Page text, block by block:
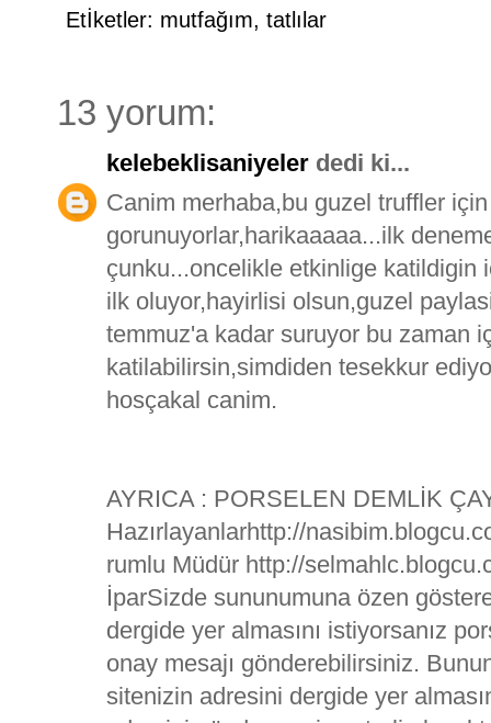
Etİketler: mutfağım, tatlılar
13 yorum:
kelebeklisaniyeler dedi ki...
Canim merhaba,bu guzel truffler
gorunuyorlar,harikaaaaa...ilk
çunku...oncelikle etkinlige katildigin
ilk oluyor,hayirlisi olsun,guzel
temmuz'a kadar suruyor bu zaman
katilabilirsin,simdiden tesekkur
hosçakal canim.
AYRICA : PORSELEN DEMLİK
Hazırlayanlarhttp://
rumlu Müdür http://
İparSizde sununumuna özen
dergide yer almasını istiyorsanız
onay mesajı gönderebilirsiniz.
sitenizin adresini dergide yer